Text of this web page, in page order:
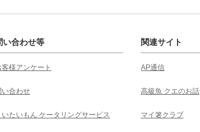
い合わせ等
客様アンケート
い合わせ
いたいもん ケータリングサービス
関連サイト
AP通信
高級魚 クエのお話
マイ箸クラブ